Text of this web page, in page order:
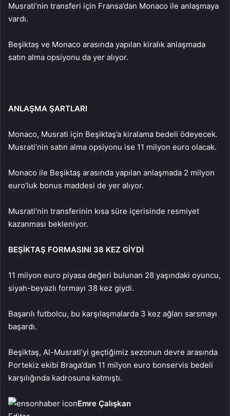
Musrati’nin transferi için Fransa’dan Monaco ile anlaşmaya
vardı.
Beşiktaş ve Monaco arasında yapılan kiralık anlaşmada
satın alma opsiyonu da yer alıyor.
ANLAŞMA ŞARTLARI
Monaco, Musrati için Beşiktaş’a kiralama bedeli ödeyecek.
Musrati’nin satın alma opsiyonu ise 11 milyon euro olacak.
Monaco ile Beşiktaş arasında yapılan anlaşmada 2 milyon
euro’luk bonus maddesi de yer alıyor.
Musrati’nin transferinin kısa süre içerisinde resmiyet
kazanması bekleniyor.
BEŞİKTAŞ FORMASINI 38 KEZ GİYDİ
11 milyon euro piyasa değeri bulunan 28 yaşındaki oyuncu,
siyah-beyazlı formayı 38 kez giydi.
Başarılı futbolcu, bu karşılaşmalarda 3 kez ağları sarsmayı
başardı.
Beşiktaş, Al-Musrati’yi geçtiğimiz sezonun devre arasında
Portekiz ekibi Braga’dan 11 milyon euro bonservis bedeli
karşılığında kadrosuna katmıştı.
Emre Çalışkan